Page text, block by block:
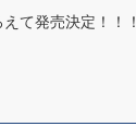
て発売決定！！！